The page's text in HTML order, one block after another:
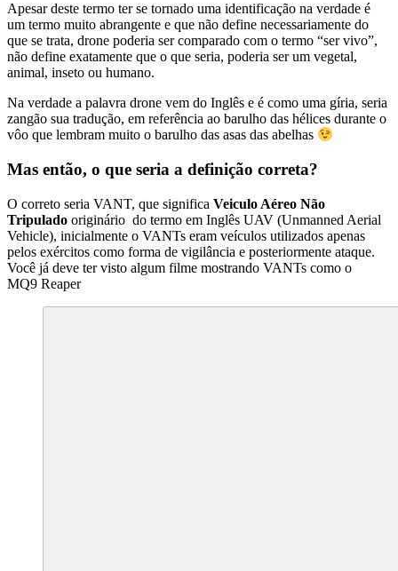
Apesar deste termo ter se tornado uma identificação na verdade é
um termo muito abrangente e que não define necessariamente do
que se trata, drone poderia ser comparado com o termo “ser vivo”,
não define exatamente que o que seria, poderia ser um vegetal,
animal, inseto ou humano.
Na verdade a palavra drone vem do Inglês e é como uma gíria, seria
zangão sua tradução, em referência ao barulho das hélices durante o
vôo que lembram muito o barulho das asas das abelhas
Mas então, o que seria a definição correta?
O correto seria VANT, que significa Veiculo Aéreo Não
Tripulado originário do termo em Inglês UAV (Unmanned Aerial
Vehicle), inicialmente o VANTs eram veículos utilizados apenas
pelos exércitos como forma de vigilância e posteriormente ataque.
Você já deve ter visto algum filme mostrando VANTs como o
MQ9 Reaper